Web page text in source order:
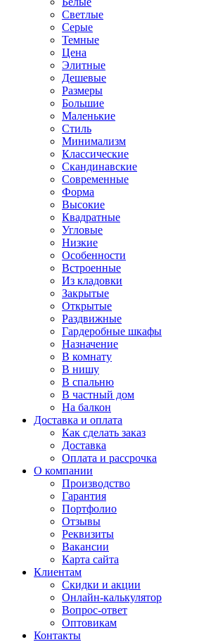
Светлые
Серые
Темные
Цена
Элитные
Дешевые
Размеры
Большие
Маленькие
Стиль
Минимализм
Классические
Скандинавские
Современные
Форма
Высокие
Квадратные
Угловые
Низкие
Особенности
Встроенные
Из кладовки
Закрытые
Открытые
Раздвижные
Гардеробные шкафы
Назначение
В комнату
В нишу
В спальню
В частный дом
На балкон
Доставка и оплата
Как сделать заказ
Доставка
Оплата и рассрочка
О компании
Производство
Гарантия
Портфолио
Отзывы
Реквизиты
Вакансии
Карта сайта
Клиентам
Скидки и акции
Онлайн-калькулятор
Вопрос-ответ
Оптовикам
Контакты